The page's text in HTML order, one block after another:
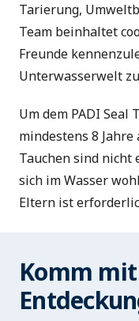
Tarierung,
Team beinhaltet
Freunde
Unterwasserwelt
Um dem PADI Seal
mindestens 8
Tauchen sind
sich im Wasser
Eltern ist
Komm